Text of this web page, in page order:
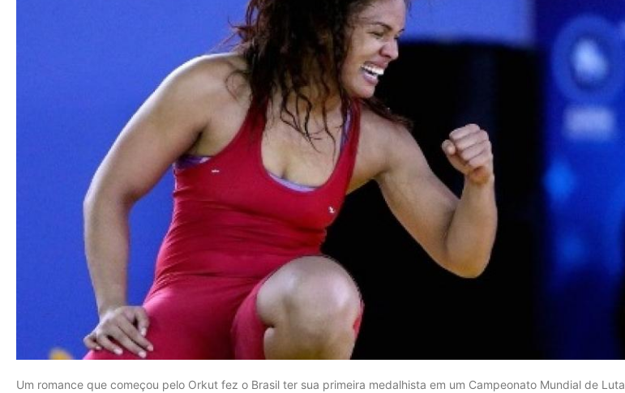
Um romance que começou pelo Orkut fez o Brasil ter sua primeira medalhista em um Campeonato Mundial de Luta